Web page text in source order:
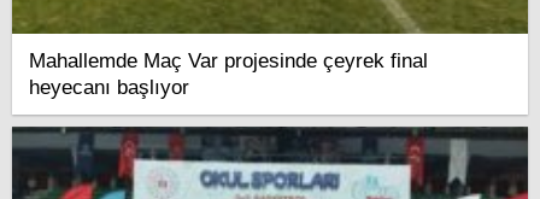
Mahallemde Maç Var projesinde çeyrek final
heyecanı başlıyor